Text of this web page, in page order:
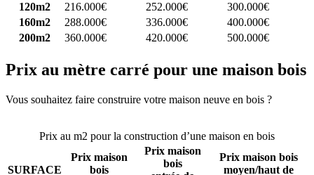
120m2
216.000€ 252.000€
300.000€
160m2
288.000€ 336.000€
400.000€
200m2
360.000€ 420.000€ 500.000€
Prix au mètre carré pour une maison bois
Vous souhaitez faire construire votre maison neuve en bois ?
Prix au m2 pour la construction d’une maison en bois
SURFACE
Prix maison
bois
Prix maison
bois
Prix maison bois
moyen/haut de